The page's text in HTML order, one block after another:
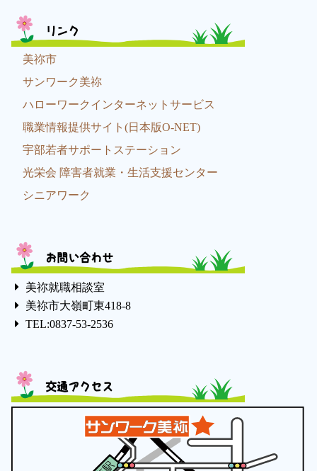
リンク
美祢市
サンワーク美祢
ハローワークインターネットサービス
職業情報提供サイト(日本版O-NET)
宇部若者サポートステーション
光栄会 障害者就業・生活支援センター
シニアワーク
お問い合わせ
美祢就職相談室
美祢市大嶺町東418-8
TEL:0837-53-2536
交通アクセス